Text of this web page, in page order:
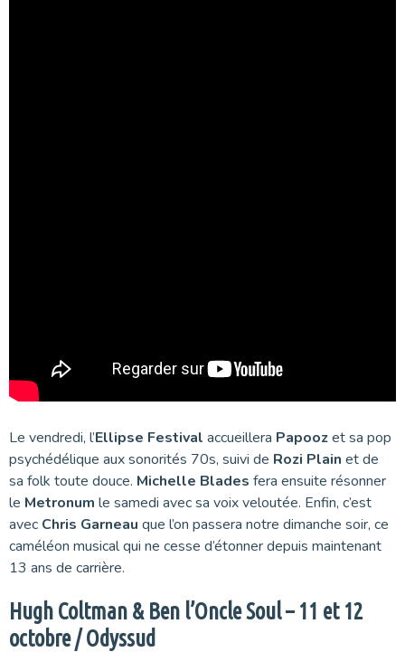
Le vendredi, l’Ellipse Festival accueillera Papoozet sa pop
psychédélique aux sonorités 70s, suivi de Rozi Plain et de
sa folk toute douce. Michelle Blades fera ensuite résonner
le Metronum le samedi avec sa voix veloutée. Enfin, c’est
avec Chris Garneau que l’on passera notre dimanche soir, ce
caméléon musical qui ne cesse d’étonner depuis maintenant
13 ans de carrière.
Hugh Coltman & Ben l’Oncle Soul – 11 et 12
octobre / Odyssud